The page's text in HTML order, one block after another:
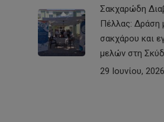
Σακχαρώδη
Πέλλας: Δράση
σακχάρου και
μελών στη
29 Ιουνίου, 2026